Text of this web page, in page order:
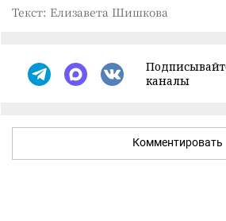
Текст: Елизавета Шишкова
каналы
Комментировать